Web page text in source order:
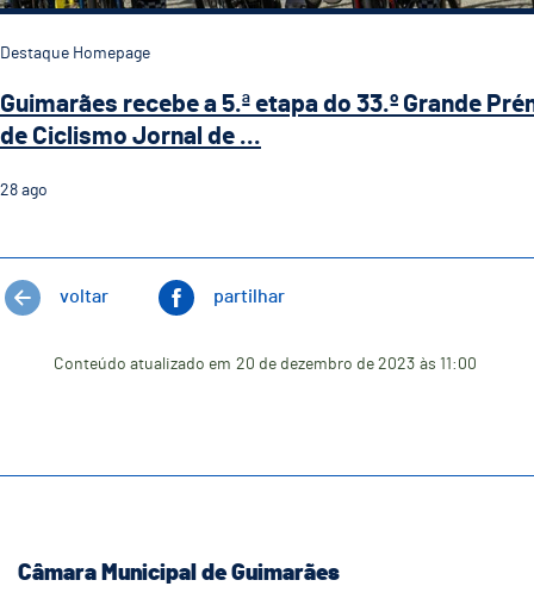
Destaque Homepage
Guimarães recebe a 5.ª etapa do 33.º Grande
de Ciclismo Jornal de ...
28 ago
voltar partilhar
Conteúdo atualizado em 20 de dezembro de 2023 às 11:00
Câmara Municipal de Guimarães